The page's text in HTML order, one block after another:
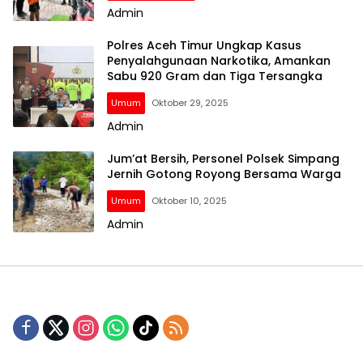
Admin
Polres Aceh Timur Ungkap Kasus
Penyalahgunaan Narkotika, Amankan
Sabu 920 Gram dan Tiga Tersangka
Umum Oktober 29, 2025
Admin
Jum’at Bersih, Personel Polsek Simpang
Jernih Gotong Royong Bersama Warga
Umum Oktober 10, 2025
Admin